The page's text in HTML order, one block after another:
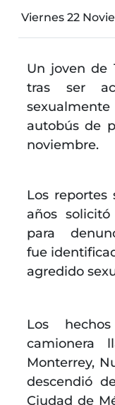
Viernes 22
Un joven de
tras ser
autobús de
noviembre.
Los
años
para
fue
agredido
Los
camionera
Monterrey,
descendió
Ciudad de